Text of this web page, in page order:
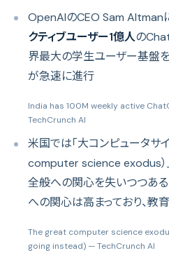
OpenAIのCEO Sam Altman
クティブユーザー1億人の
界最大の学生ユーザー基盤
が急速に進行
India has 100M weekly active
TechCrunch AI
米国では「大コンピュータサ
computer science exodus）
全般への関心を失いつつあ
への関心は高まっており、教
The great computer science
going instead) — TechCrunch AI